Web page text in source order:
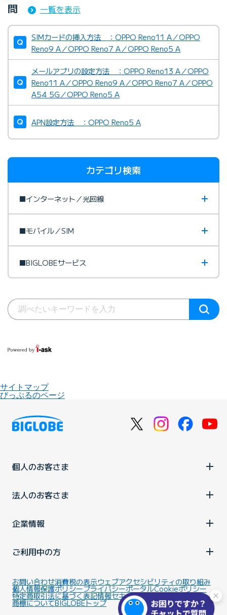
問
一覧を表示
SIMカードの挿入方法 ：OPPO Reno11 A／OPPO
Reno9 A／OPPO Reno7 A／OPPO Reno5 A
メールアプリの設定方法 ：OPPO Reno13 A／OPPO
Reno11 A／OPPO Reno9 A／OPPO Reno7 A／OPPO
A54 5G／OPPO Reno5 A
APN設定方法 ：OPPO Reno5 A
カテゴリ検索
■インターネット／光回線
■モバイル／SIM
■BIGLOBEサービス
サイトマップ
びっぷるのページ
個人のお客さま
法人のお客さま
企業情報
ご利用中の方
お問い合わせ消費税の表示ウェブアクセシビリティの取り組み
個人情報保護ポリシープライバシーポータルCookieポリシー
特定商取引法に基づく表記情報セキュリティ基本方針
商標についてBIGLOBEトップ